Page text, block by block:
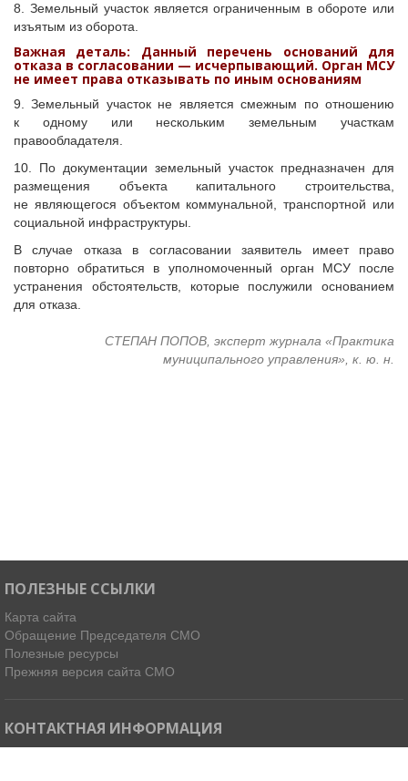
8. Земельный участок является ограниченным в обороте или
изъятым из оборота.
Важная деталь: Данный перечень оснований для
отказа в согласовании — исчерпывающий. Орган МСУ
не имеет права отказывать по иным основаниям
9. Земельный участок не является смежным по отношению
к одному или нескольким земельным участкам
правообладателя.
10. По документации земельный участок предназначен для
размещения объекта капитального строительства,
не являющегося объектом коммунальной, транспортной или
социальной инфраструктуры.
В случае отказа в согласовании заявитель имеет право
повторно обратиться в уполномоченный орган МСУ после
устранения обстоятельств, которые послужили основанием
для отказа.
СТЕПАН ПОПОВ, эксперт журнала «Практика
муниципального управления», к. ю. н.
ПОЛЕЗНЫЕ ССЫЛКИ
Карта сайта
Обращение Председателя СМО
Полезные ресурсы
Прежняя версия сайта СМО
КОНТАКТНАЯ ИНФОРМАЦИЯ